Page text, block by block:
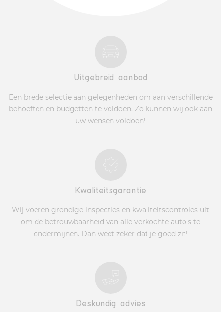
Uitgebreid aanbod
Een brede selectie aan gelegenheden om aan verschillende
behoeften en budgetten te voldoen. Zo kunnen wij ook aan
uw wensen voldoen!
Kwaliteitsgarantie
Wij voeren grondige inspecties en kwaliteitscontroles uit
om de betrouwbaarheid van alle verkochte auto's te
ondermijnen. Dan weet zeker dat je goed zit!
Deskundig advies